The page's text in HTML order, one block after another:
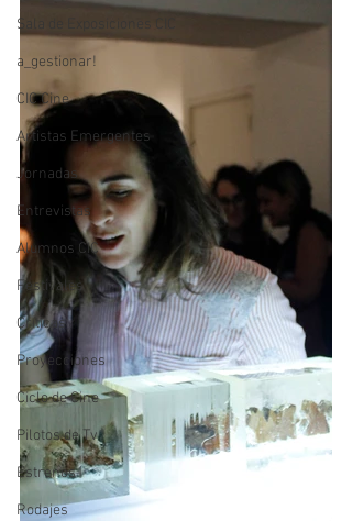
Sala de Exposiciones CIC
a_gestionar!
CIC Cine
Artistas Emergentes
Jornadas
Entrevistas
Alumnos CIC
Festivales
Críticas
Proyecciones
Ciclo de Cine
Pilotos de Tv
Estrenos
Rodajes